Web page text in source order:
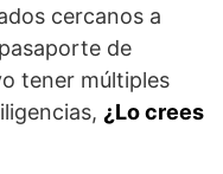
cercanos a
de
tener múltiples
¿Lo crees